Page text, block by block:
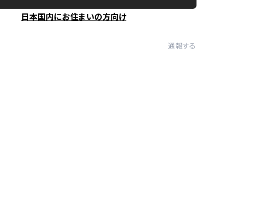
日本国内にお住まいの方向け
通報する